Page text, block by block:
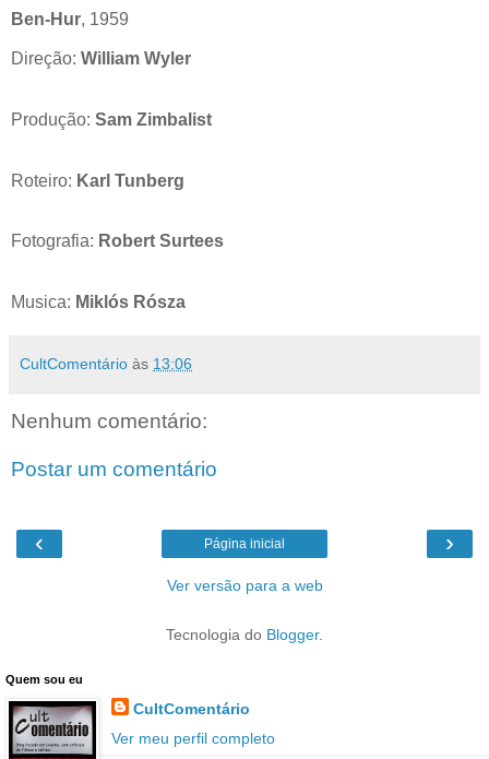
Ben-Hur, 1959
Direção: William Wyler
Produção: Sam Zimbalist
Roteiro: Karl Tunberg
Fotografia: Robert Surtees
Musica: Miklós Rósza
CultComentário às 13:06
Nenhum comentário:
Postar um comentário
‹ ›
Página inicial
Ver versão para a web
Tecnologia do Blogger.
Quem sou eu
CultComentário
Ver meu perfil completo